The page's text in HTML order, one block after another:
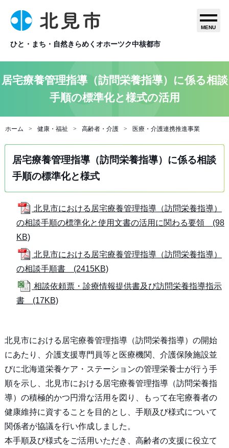
ひと・まち・自然きらめくオホーツク中核都市
MENU
居宅療養管理指導（訪問栄養指導）に係る相談
手順の標準化と様式の活用
ホーム 健康・福祉 高齢者・介護 医療・介護連携推進事業
居宅療養管理指導（訪問栄養指導）に係る相談
手順の標準化と様式
北見市における居宅療養管理指導（訪問栄養指導）
の相談手順の標準化と使用文書の活用に関わる要領 (98
KB)
北見市における居宅療養管理指導（訪問栄養指導）
の相談手順書 (2415KB)
相談依頼票・診療情報提供書及び訪問栄養指導指示
書 (17KB)
北見市における居宅療養管理指導（訪問栄養指導）の開始
にあたり、介護支援専門員等と医療機関、介護保険施設並
びに北海道栄養ケア・ステーションの管理栄養士が行う手
順を示し、北見市における居宅療養管理指導（訪問栄養指
導）の積極的かつ円滑な活用を図り、もって在宅療養者の
健康維持に資することを目的とし、手順及び様式について
関係者が協議を行い作成しました。
本手順及び様式をご活用いただき、高齢者の支援に役立て